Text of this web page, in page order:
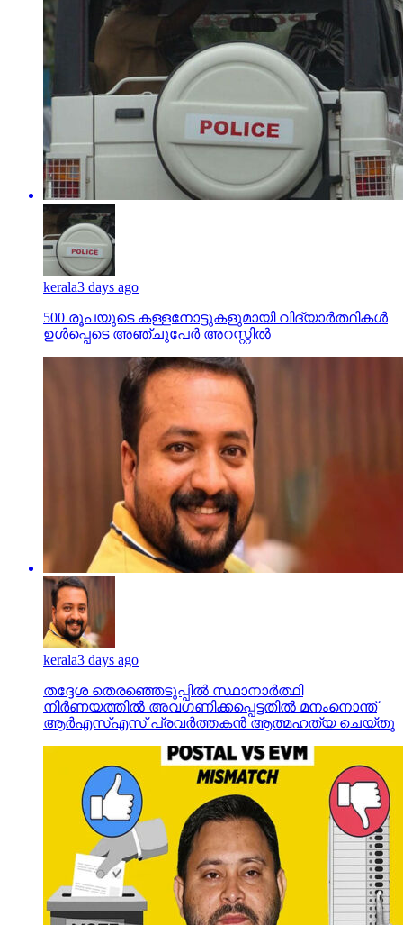
kerala3 days ago
500 രൂപയുടെ കള്ളനോട്ടുകളുമായി വിദ്യാര്‍ത്ഥികള്‍
ഉള്‍പ്പെടെ അഞ്ചുപേര്‍ അറസ്റ്റില്‍
kerala3 days ago
തദ്ദേശ തെരഞ്ഞെടുപ്പില്‍ സ്ഥാനാര്‍ത്ഥി
നിര്‍ണയത്തില്‍ അവഗണിക്കപ്പെട്ടതില്‍ മനംനൊന്ത്
ആര്‍എസ്എസ് പ്രവര്‍ത്തകന്‍ ആത്മഹത്യ ചെയ്തു